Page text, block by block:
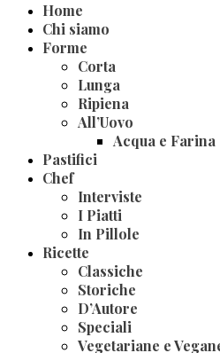
Home
Chi siamo
Forme
Corta
Lunga
Ripiena
All’Uovo
Acqua e Farina
Pastifici
Chef
Interviste
I Piatti
In Pillole
Ricette
Classiche
Storiche
D’Autore
Speciali
Vegetariane e